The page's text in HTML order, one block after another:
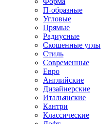
П-образные
Угловые
Прямые
Радиусные
Скошенные углы
Стиль
Современные
Евро
Английские
Дизайнерские
Итальянские
Кантри
Классические